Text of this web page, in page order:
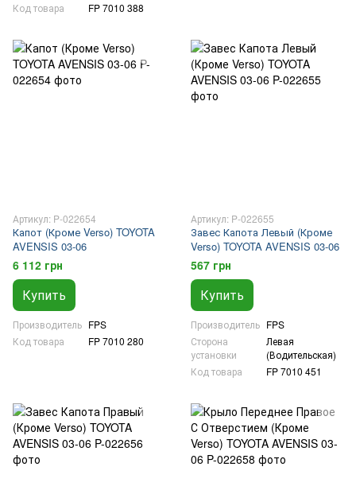
Код товара
FP 7010 388
Артикул: P-022654
Капот (Кроме Verso) TOYOTA
AVENSIS 03-06
6 112 грн
Купить
Производитель FPS
Код товара
FP 7010 280
Артикул: P-022655
Завес Капота Левый (Кроме
Verso) TOYOTA AVENSIS 03-06
567 грн
Купить
Производитель FPS
Сторона
установки
Левая
(Водительская)
Код товара
FP 7010 451